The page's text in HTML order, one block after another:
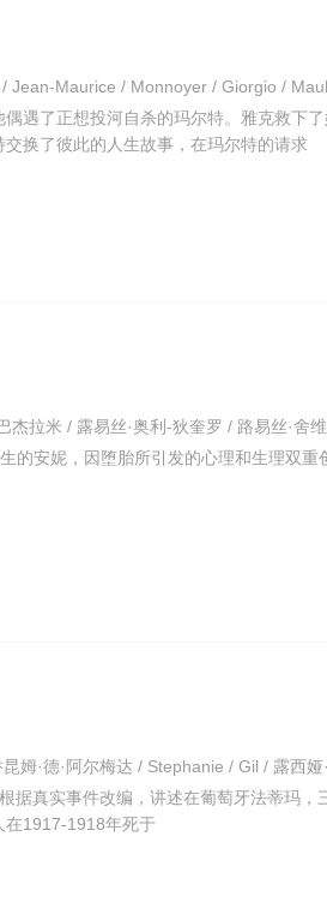
遇了正想投河自杀的玛尔特。雅克救下
换了彼此的人生故事，在玛尔特的请求
的安妮，因堕胎所引发的心理和生理双重
据真实事件改编，讲述在葡萄牙法蒂玛，
在1917-1918年死于